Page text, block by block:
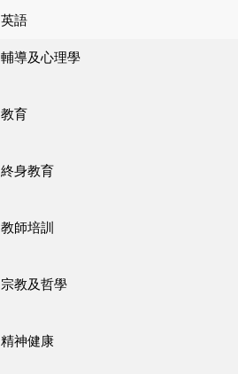
英語
輔導及心理學
教育
終身教育
教師培訓
宗教及哲學
精神健康